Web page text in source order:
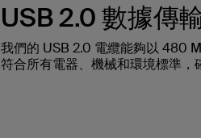
USB 2.0 數據傳
我們的 USB 2.0 電纜能夠以 480
符合所有電器、機械和環境標準，